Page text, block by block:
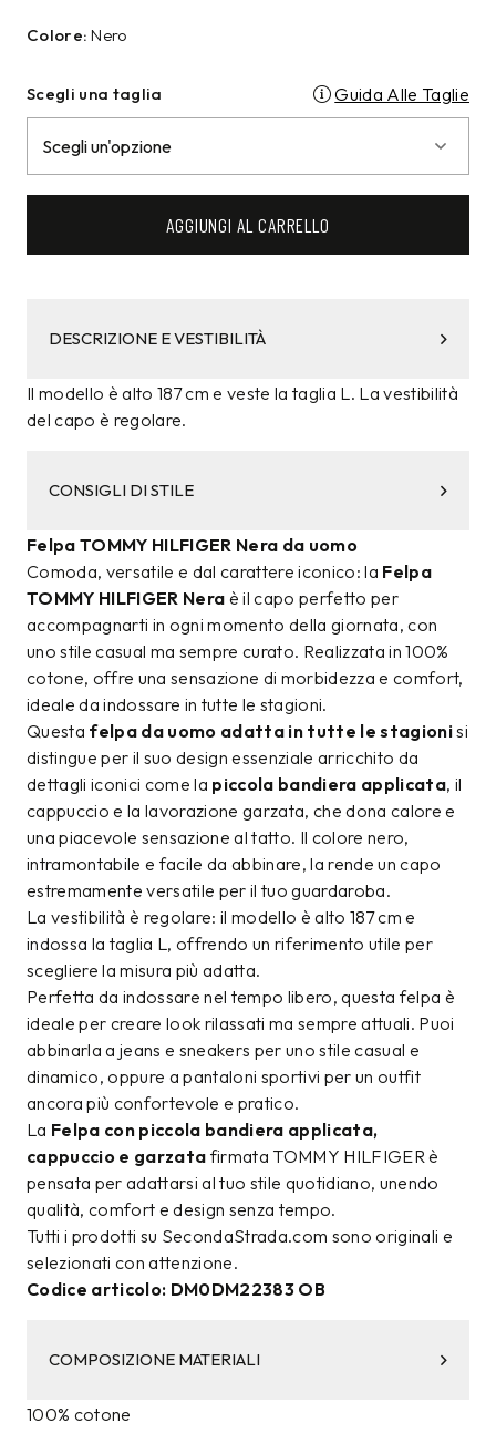
Colore: Nero
Scegli una taglia Guida Alle Taglie
AGGIUNGI AL CARRELLO
DESCRIZIONE E VESTIBILITÀ
Il modello è alto 187 cm e veste la taglia L. La vestibilità
del capo è regolare.
CONSIGLI DI STILE
Felpa TOMMY HILFIGER Nera da uomo
Comoda, versatile e dal carattere iconico: la Felpa
TOMMY HILFIGER Nera è il capo perfetto per
accompagnarti in ogni momento della giornata, con
uno stile casual ma sempre curato. Realizzata in 100%
cotone, offre una sensazione di morbidezza e comfort,
ideale da indossare in tutte le stagioni.
Questa felpa da uomo adatta in tutte le stagionisi
distingue per il suo design essenziale arricchito da
dettagli iconici come la piccola bandiera applicata, il
cappuccio e la lavorazione garzata, che dona calore e
una piacevole sensazione al tatto. Il colore nero,
intramontabile e facile da abbinare, la rende un capo
estremamente versatile per il tuo guardaroba.
La vestibilità è regolare: il modello è alto 187 cm e
indossa la taglia L, offrendo un riferimento utile per
scegliere la misura più adatta.
Perfetta da indossare nel tempo libero, questa felpa è
ideale per creare look rilassati ma sempre attuali. Puoi
abbinarla a jeans e sneakers per uno stile casual e
dinamico, oppure a pantaloni sportivi per un outfit
ancora più confortevole e pratico.
La Felpa con piccola bandiera applicata,
cappuccio e garzata firmata TOMMY HILFIGER è
pensata per adattarsi al tuo stile quotidiano, unendo
qualità, comfort e design senza tempo.
Tutti i prodotti su SecondaStrada.com sono originali e
selezionati con attenzione.
Codice articolo: DM0DM22383 OB
COMPOSIZIONE MATERIALI
100% cotone